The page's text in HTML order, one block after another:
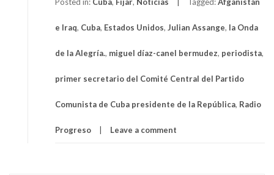
e Iraq, Cuba, Estados Unidos, Julian Assange, la Onda
de la Alegría., miguel díaz-canel bermudez, periodista,
primer secretario del Comité Central del Partido
Comunista de Cuba presidente de la República, Radio
Progreso Leave a comment